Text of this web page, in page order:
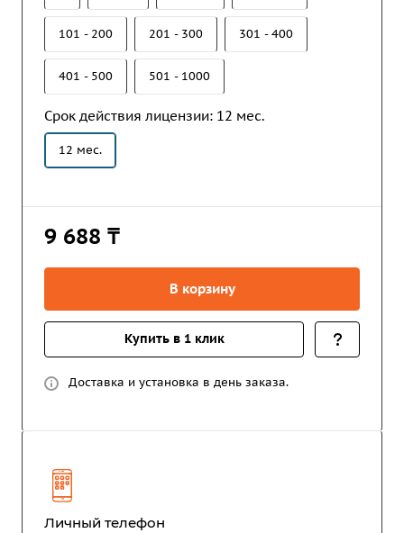
101 - 200 201 - 300 301 - 400
401 - 500 501 - 1000
Срок действия лицензии: 12 мес.
12 мес.
9 688 ₸
В корзину
Купить в 1 клик
Доставка и установка в день заказа.
Личный телефон